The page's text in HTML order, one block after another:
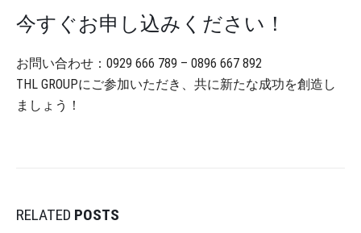
今すぐお申し込みください！
お問い合わせ：0929 666 789 – 0896 667 892
THL GROUPにご参加いただき、共に新たな成功を創造し
ましょう！
RELATED POSTS